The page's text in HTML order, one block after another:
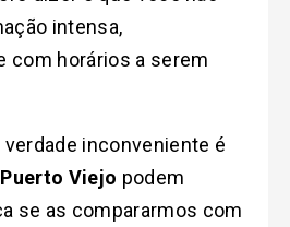
intensa,
com horários a serem
inconveniente é
Viejo podem
se as compararmos com